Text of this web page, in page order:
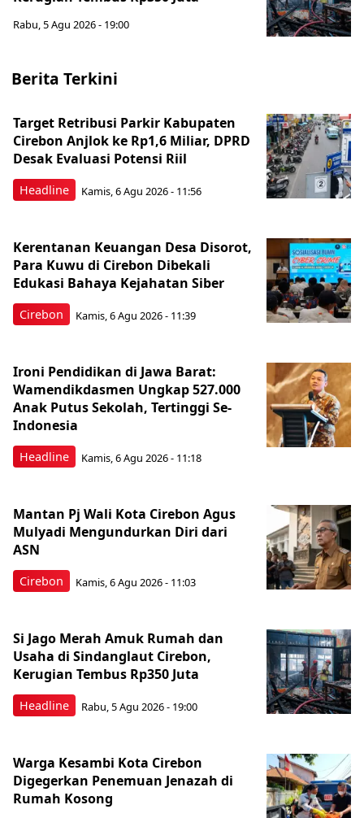
Rabu, 5 Agu 2026 - 19:00
Berita Terkini
Headline
Target Retribusi Parkir Kabupaten
Cirebon Anjlok ke Rp1,6 Miliar, DPRD
Desak Evaluasi Potensi Riil
Kamis, 6 Agu 2026 - 11:56
Cirebon
Kerentanan Keuangan Desa Disorot,
Para Kuwu di Cirebon Dibekali
Edukasi Bahaya Kejahatan Siber
Kamis, 6 Agu 2026 - 11:39
Headline
Ironi Pendidikan di Jawa Barat:
Wamendikdasmen Ungkap 527.000
Anak Putus Sekolah, Tertinggi Se-
Indonesia
Kamis, 6 Agu 2026 - 11:18
Cirebon
Mantan Pj Wali Kota Cirebon Agus
Mulyadi Mengundurkan Diri dari
ASN
Kamis, 6 Agu 2026 - 11:03
Headline
Si Jago Merah Amuk Rumah dan
Usaha di Sindanglaut Cirebon,
Kerugian Tembus Rp350 Juta
Rabu, 5 Agu 2026 - 19:00
Warga Kesambi Kota Cirebon
Digegerkan Penemuan Jenazah di
Rumah Kosong